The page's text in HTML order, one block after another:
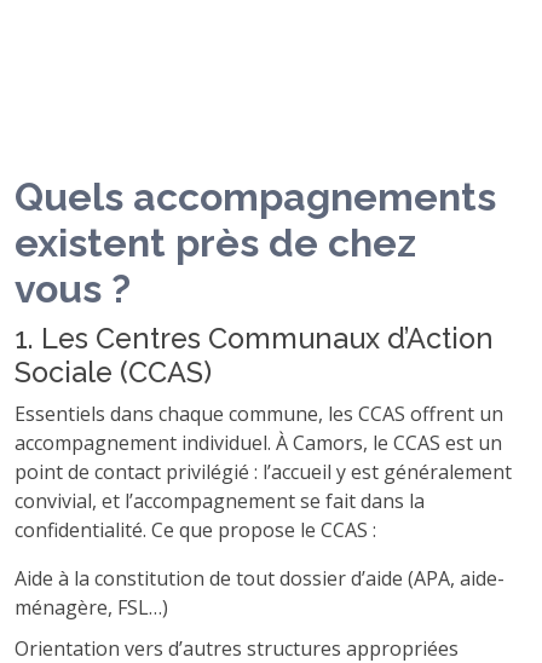
Quels accompagnements
existent près de chez
vous ?
1. Les Centres Communaux d’Action
Sociale (CCAS)
Essentiels dans chaque commune, les CCAS offrent un
accompagnement individuel. À Camors, le CCAS est un
point de contact privilégié : l’accueil y est généralement
convivial, et l’accompagnement se fait dans la
confidentialité. Ce que propose le CCAS :
Aide à la constitution de tout dossier d’aide (APA, aide-
ménagère, FSL…)
Orientation vers d’autres structures appropriées